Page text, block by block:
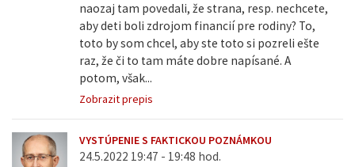
naozaj tam povedali, že strana, resp. nechcete,
aby deti boli zdrojom financií pre rodiny? To,
toto by som chcel, aby ste toto si pozreli ešte
raz, že či to tam máte dobre napísané. A
potom, však...
Zobrazit prepis
VYSTÚPENIE S FAKTICKOU POZNÁMKOU
24.5.2022 19:47 - 19:48 hod.